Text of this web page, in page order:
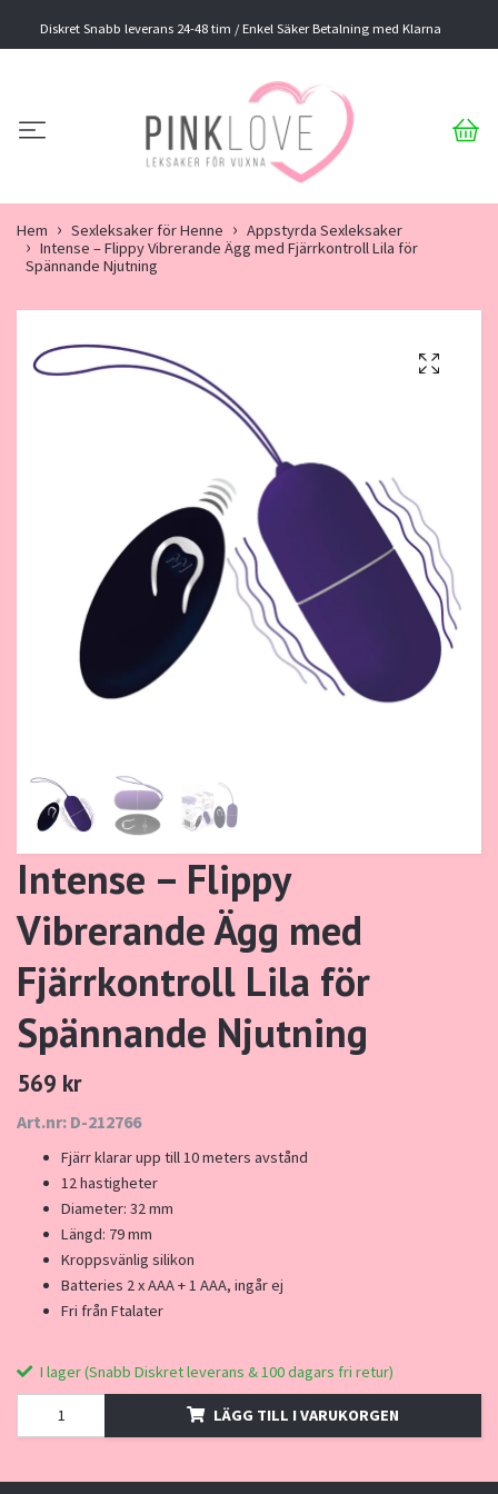
Diskret Snabb leverans 24-48 tim / Enkel Säker Betalning med Klarna
Hem Sexleksaker för Henne
Appstyrda Sexleksaker
Intense – Flippy Vibrerande Ägg med Fjärrkontroll Lila för
Spännande Njutning
Intense – Flippy
Vibrerande Ägg med
Fjärrkontroll Lila för
Spännande Njutning
569 kr
Art.nr: D-212766
Fjärr klarar upp till 10 meters avstånd
12 hastigheter
Diameter: 32 mm
Längd: 79 mm
Kroppsvänlig silikon
Batteries 2 x AAA + 1 AAA, ingår ej
Fri från Ftalater
I lager (Snabb Diskret leverans & 100 dagars fri retur)
LÄGG TILL I VARUKORGEN